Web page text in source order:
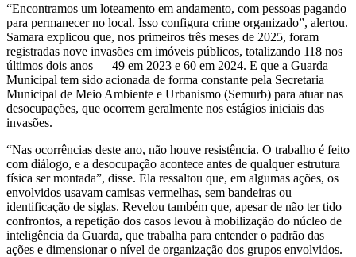
“Encontramos um loteamento em andamento, com pessoas pagando
para permanecer no local. Isso configura crime organizado”, alertou.
Samara explicou que, nos primeiros três meses de 2025, foram
registradas nove invasões em imóveis públicos, totalizando 118 nos
últimos dois anos — 49 em 2023 e 60 em 2024. E que a Guarda
Municipal tem sido acionada de forma constante pela Secretaria
Municipal de Meio Ambiente e Urbanismo (Semurb) para atuar nas
desocupações, que ocorrem geralmente nos estágios iniciais das
invasões.
“Nas ocorrências deste ano, não houve resistência. O trabalho é feito
com diálogo, e a desocupação acontece antes de qualquer estrutura
física ser montada”, disse. Ela ressaltou que, em algumas ações, os
envolvidos usavam camisas vermelhas, sem bandeiras ou
identificação de siglas. Revelou também que, apesar de não ter tido
confrontos, a repetição dos casos levou à mobilização do núcleo de
inteligência da Guarda, que trabalha para entender o padrão das
ações e dimensionar o nível de organização dos grupos envolvidos.